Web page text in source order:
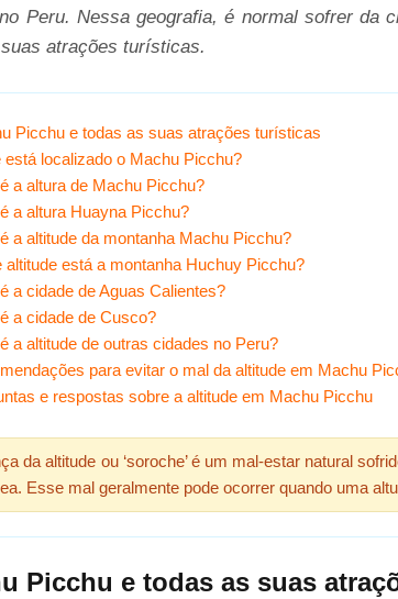
Peru. Nessa geografia, é normal sofrer da
atrações turísticas.
Picchu e todas as suas atrações turísticas
está localizado o Machu Picchu?
a altura de Machu Picchu?
a altura Huayna Picchu?
a altitude da montanha Machu Picchu?
altitude está a montanha Huchuy Picchu?
a cidade de Aguas Calientes?
a cidade de Cusco?
a altitude de outras cidades no Peru?
para evitar o mal da altitude em Machu
e respostas sobre a altitude em Machu Picchu
da altitude ou ‘soroche’ é um mal-estar natural
Esse mal geralmente pode ocorrer quando uma
Picchu e todas as suas